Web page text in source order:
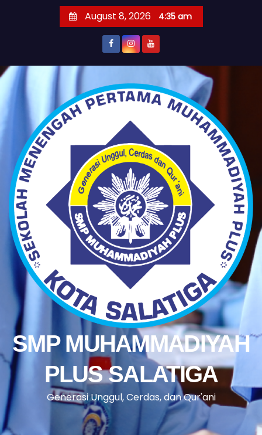
t
August 8, 2026 4:35 am
SMP MUHAMMADIYAH
PLUS SALATIGA
Generasi Unggul, Cerdas, dan Qur'ani